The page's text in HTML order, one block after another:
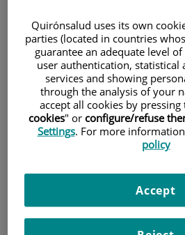
S'acosta el Dia Internacional de la
Intervencionista reti homenatge a
companya de viatge que sempre
Quirónsalud uses its own
parties (located in countries
guarantee an adequate level
user authentication, statistical
services and showing
through the analysis of your
accept all cookies by
cookies" or configure/refuse
Settings. For more
policy
Accept